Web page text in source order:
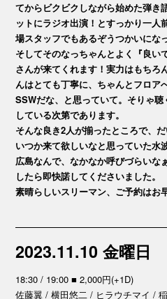
てからビクビクしながら始めた弾き
ットにラジオ出演！とすっかり一人
場スタッフでもあるぞうつかいにな
そしてそのなっちゃんとよく『良い
さんが来てくれます！実力はもちろ
んはとても丁寧に、ちゃんとフロア
SSWだな、と思っていて。そりゃ
している次第であります。
そんな良き2人が揃ったところで、
いつか来て欲しいなと思っていた水
広島なんで、なかなか呼びづらいな
したら即快諾してくださいました。
素晴らしいスリーマン、ご予約はお
2023.11.10 金曜日
18:30 / 19:00 ■ 2,000円(+1D)
佐藤翼 / 横田悠二 / ヒラウチマイ /